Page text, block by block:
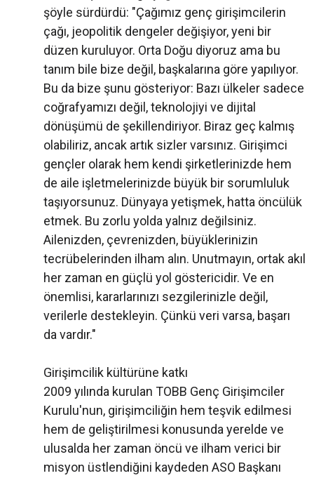
şöyle sürdürdü: "Çağımız genç girişimcilerin
çağı, jeopolitik dengeler değişiyor, yeni bir
düzen kuruluyor. Orta Doğu diyoruz ama bu
tanım bile bize değil, başkalarına göre yapılıyor.
Bu da bize şunu gösteriyor: Bazı ülkeler sadece
coğrafyamızı değil, teknolojiyi ve dijital
dönüşümü de şekillendiriyor. Biraz geç kalmış
olabiliriz, ancak artık sizler varsınız. Girişimci
gençler olarak hem kendi şirketlerinizde hem
de aile işletmelerinizde büyük bir sorumluluk
taşıyorsunuz. Dünyaya yetişmek, hatta öncülük
etmek. Bu zorlu yolda yalnız değilsiniz.
Ailenizden, çevrenizden, büyüklerinizin
tecrübelerinden ilham alın. Unutmayın, ortak akıl
her zaman en güçlü yol göstericidir. Ve en
önemlisi, kararlarınızı sezgilerinizle değil,
verilerle destekleyin. Çünkü veri varsa, başarı
da vardır."
Girişimcilik kültürüne katkı
2009 yılında kurulan TOBB Genç Girişimciler
Kurulu'nun, girişimciliğin hem teşvik edilmesi
hem de geliştirilmesi konusunda yerelde ve
ulusalda her zaman öncü ve ilham verici bir
misyon üstlendiğini kaydeden ASO Başkanı